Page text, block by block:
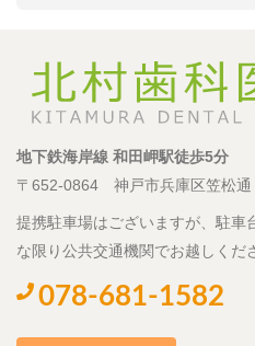
地下鉄海岸線 和田岬駅徒歩5分
〒652-0864 神戸市兵庫区笠松通
提携駐車場はございますが、駐車
な限り公共交通機関でお越しくだ
078-681-1582